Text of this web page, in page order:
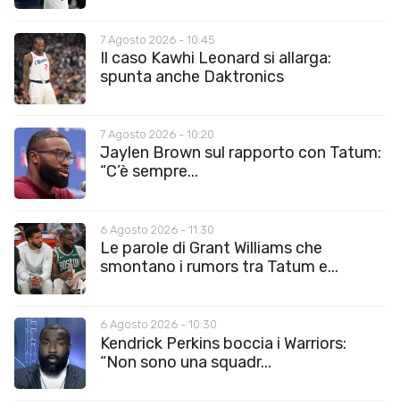
7 Agosto 2026 - 10:45
Il caso Kawhi Leonard si allarga:
spunta anche Daktronics
7 Agosto 2026 - 10:20
Jaylen Brown sul rapporto con Tatum:
“C’è sempre...
6 Agosto 2026 - 11:30
Le parole di Grant Williams che
smontano i rumors tra Tatum e...
6 Agosto 2026 - 10:30
Kendrick Perkins boccia i Warriors:
“Non sono una squadr...